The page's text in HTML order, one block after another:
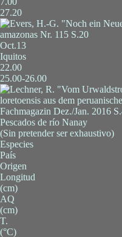
27.20
Oct.13
Iquitos
22.00
25.00-26.00
Pescados de río Nanay
(Sin pretender ser exhaustivo)
Especies
País
Origen
Longitud
(cm)
AQ
(cm)
T.
(°C)